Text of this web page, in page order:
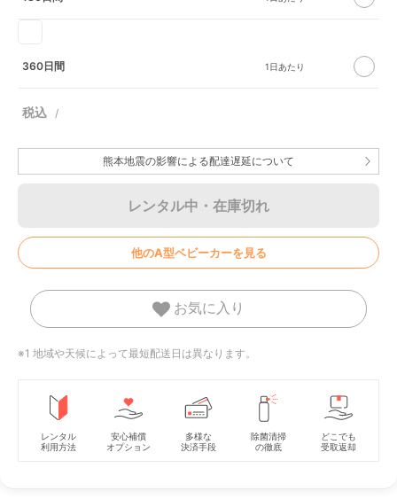
360日間
熊本地震の影響による配達遅延について
レンタル中・在庫切れ
他のA型ベビーカーを見る
お気に入り
※1 地域や天候によって最短配送日は異なります。
レンタル
利用方法
安心補償
オプション
多様な
決済手段
除菌清掃
の徹底
どこでも
受取返却